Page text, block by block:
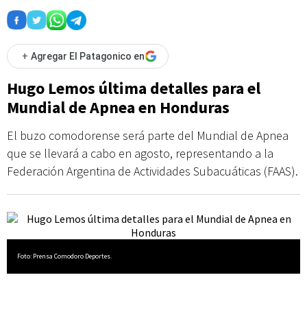
+ Agregar El Patagonico en
Hugo Lemos última detalles para el
Mundial de Apnea en Honduras
El buzo comodorense será parte del Mundial de Apnea
que se llevará a cabo en agosto, representando a la
Federación Argentina de Actividades Subacuáticas (FAAS).
Foto: Prensa Comodoro Deportes.